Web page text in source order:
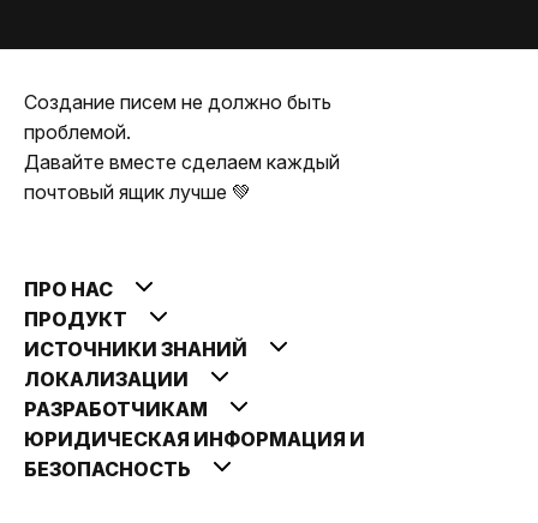
Создание писем не должно быть
проблемой.
Давайте вместе сделаем каждый
почтовый ящик лучше 💚
ПРО НАС
ПРОДУКТ
ИСТОЧНИКИ ЗНАНИЙ
ЛОКАЛИЗАЦИИ
РАЗРАБОТЧИКАМ
ЮРИДИЧЕСКАЯ ИНФОРМАЦИЯ И
БЕЗОПАСНОСТЬ